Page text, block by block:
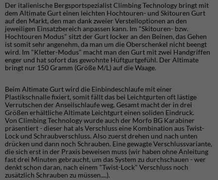
Der italienische Bergsportspezialist Climbing Technology bringt mit
dem Altimate Gurt einen leichten Hochtouren- und Skitouren Gurt
auf den Markt, den man dank zweier Verstelloptionen an den
jeweiligen Einsatzbereich anpassen kann. Im "Skitouren- bzw.
Hochtouren Modus" sitzt der Gurt locker an den Beinen, das Gehen
ist somit sehr angenehm, da man um die Oberschenkel nicht beengt
wird. Im "Kletter-Modus" macht man den Gurt mit zwei Handgriffen
enger und hat sofort das gewohnte Hüftgurtgefühl. Der Altimate
bringt nur 150 Gramm (Größe M/L) auf die Waage.
Beim Altimate Gurt wird die Einbindeschlaufe mit einer
Plastikschnalle fixiert, somit fällt das bei Leichtgurten oft lästige
Verrutschen der Anseilschlaufe weg. Gesamt macht der in drei
Größen erhältliche Altimate Leichtgurt einen soliden Eindruck.
Von Climbing Technology wurde auch der Morfo BG Karabiner
präsentiert - dieser hat als Verschluss eine Kombination aus Twist-
Lock und Schraubverschluss. Also zuerst drehen und nach unten
drücken und dann noch Schrauben. Eine gewagte Verschlussvariante,
die sich erst in der Praxis beweisen muss (wir haben ohne Anleitung
fast drei Minuten gebraucht, um das System zu durchschauen - wer
denkt schon daran, nach einem "Twist-Lock" Verschluss noch
zusätzlich Schrauben zu müssen....).